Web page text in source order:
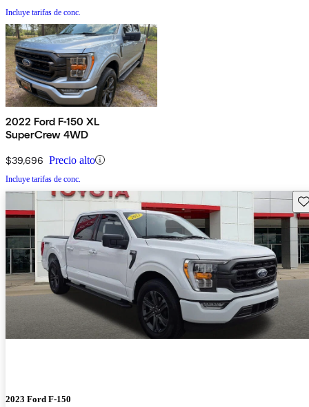
Incluye tarifas de conc.
2022 Ford F-150 XL
SuperCrew 4WD
$39,696 Precio alto
Incluye tarifas de conc.
2023 Ford F-150